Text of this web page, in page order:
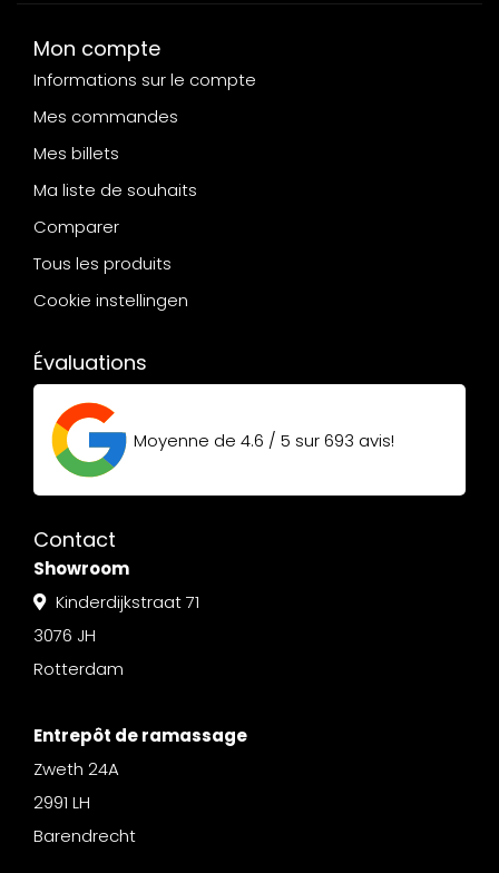
Mon compte
Informations sur le compte
Mes commandes
Mes billets
Ma liste de souhaits
Comparer
Tous les produits
Cookie instellingen
Évaluations
Moyenne de 4.6 / 5 sur693 avis!
Contact
Showroom
Kinderdijkstraat 71
3076 JH
Rotterdam
Entrepôt de ramassage
Zweth 24A
2991 LH
Barendrecht